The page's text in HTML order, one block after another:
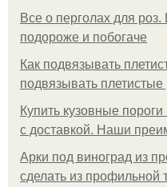
Все о перголах для
подороже и побогаче
Как подвязывать
подвязывать плетистые
Купить кузовные
с доставкой. Наши
Арки под виноград из
сделать из профильной